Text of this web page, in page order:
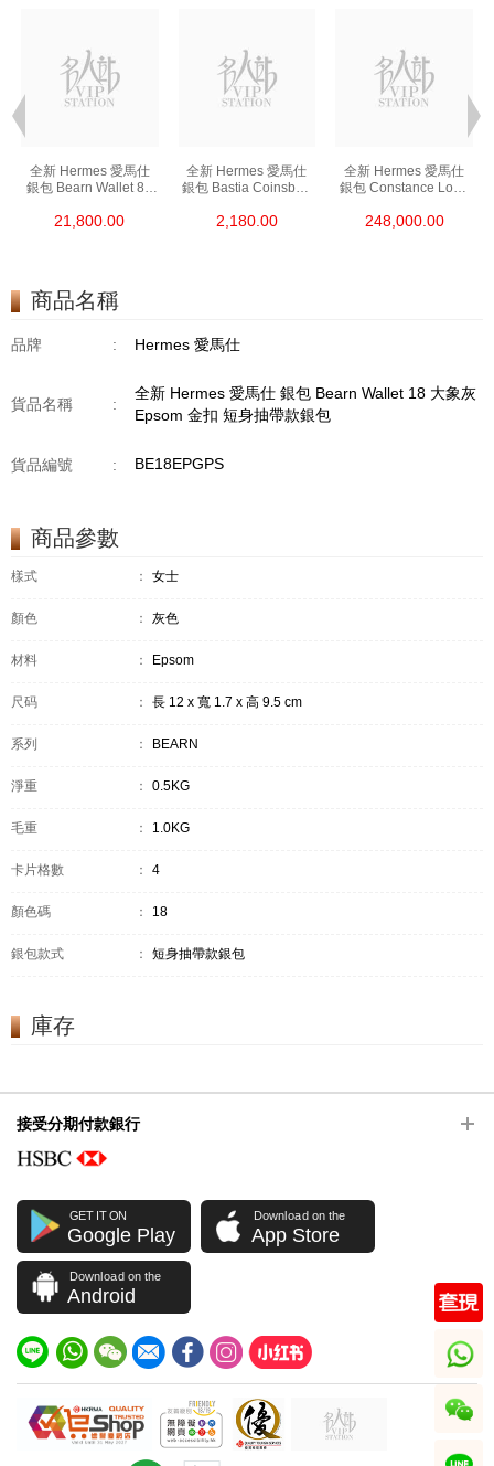
全新 Hermes 愛馬仕
銀包 Bearn Wallet 89
短身抽帶款銀包
21,800.00
全新 Hermes 愛馬仕
銀包 Bastia Coinsbag
零錢包
2,180.00
全新 Hermes 愛馬仕
銀包 Constance Long
Croco 銀扣
248,000.00
商品名稱
品牌 : Hermes 愛馬仕
貨品名稱 :
全新 Hermes 愛馬仕 銀包 Bearn Wallet 18 大象灰
Epsom 金扣 短身抽帶款銀包
貨品編號 : BE18EPGPS
商品參數
樣式 ： 女士
顏色 ： 灰色
材料 ： Epsom
尺码 ： 長 12 x 寬 1.7 x 高 9.5 cm
系列 ： BEARN
淨重 ： 0.5KG
毛重 ： 1.0KG
卡片格數 ： 4
顏色碼 ： 18
銀包款式 ： 短身抽帶款銀包
庫存
接受分期付款銀行
GET IT ON
Google Play
Download on the
App Store
Download on the
Android
whatsapp